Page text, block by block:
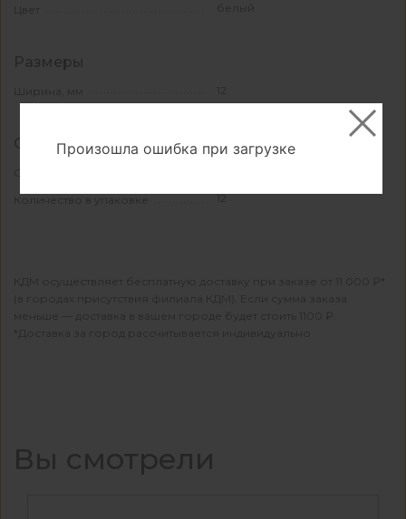
Цвет белый
Размеры
Ширина, мм 12
Свойства и материалы
Количество в упаковке 12
КДМ осуществляет бесплатную доставку при заказе от 11 000 ₽*
(в городах присутствия филиала КДМ). Если сумма заказа
меньше — доставка в вашем городе будет стоить 1100 ₽.
*Доставка за город рассчитывается индивидуально
Вы смотрели
Произошла ошибка при загрузке